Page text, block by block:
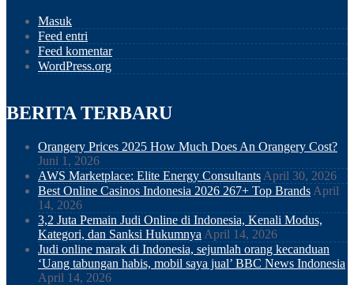
Masuk
Feed entri
Feed komentar
WordPress.org
BERITA TERBARU
Orangery Prices 2025 How Much Does An Orangery Cost?
Juni 1, 2026
AWS Marketplace: Elite Energy Consultants April 30, 2026
Best Online Casinos Indonesia 2026 267+ Top Brands April
14, 2026
3,2 Juta Pemain Judi Online di Indonesia, Kenali Modus,
Kategori, dan Sanksi Hukumnya April 14, 2026
Judi online marak di Indonesia, sejumlah orang kecanduan
‘Uang tabungan habis, mobil saya jual’ BBC News Indonesia
April 14, 2026